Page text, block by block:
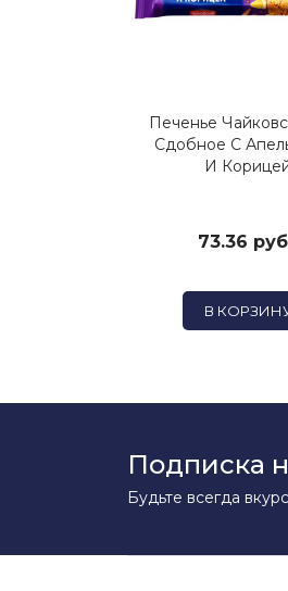
Печенье
Сдобное С
И
73.36
В
Подписка
Будьте всегда